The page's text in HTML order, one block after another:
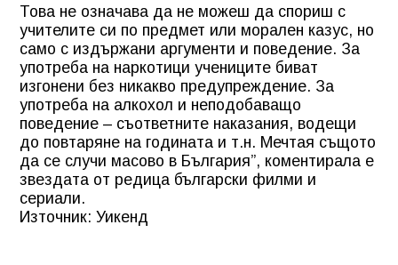
Това не означава да не можеш да спориш с
учителите си по предмет или морален казус, но
само с издържани аргументи и поведение. За
употреба на наркотици учениците биват
изгонени без никакво предупреждение. За
употреба на алкохол и неподобаващо
поведение – съответните наказания, водещи
до повтаряне на годината и т.н. Мечтая същото
да се случи масово в България”, коментирала е
звездата от редица български филми и
сериали.
Източник: Уикенд